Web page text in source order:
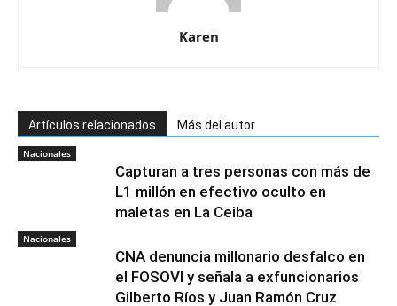
Karen
Artículos relacionados Más del autor
Nacionales
Capturan a tres personas con más de
L1 millón en efectivo oculto en
maletas en La Ceiba
Nacionales
CNA denuncia millonario desfalco en
el FOSOVI y señala a exfuncionarios
Gilberto Ríos y Juan Ramón Cruz